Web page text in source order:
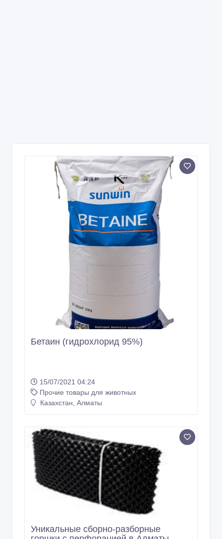
Бетаин (гидрохлорид 95%)
15/07/2021 04:24
Прочие товары для животных
Казахстан, Алматы
Уникальные сборно-разборные